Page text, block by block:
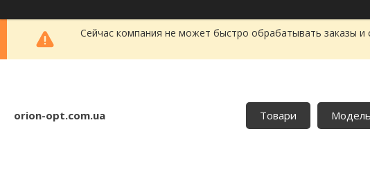
Сейчас компания не может быстро обрабатывать заказы
orion-opt.com.ua Товари Модель